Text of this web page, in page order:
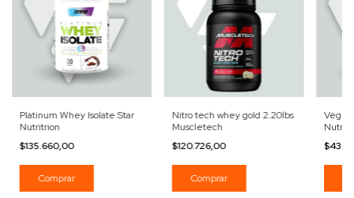
Platinum Whey Isolate Star
Nutritrion
$135.660,00
Comprar
Nitro tech whey gold 2.20lbs
Muscletech
$120.726,00